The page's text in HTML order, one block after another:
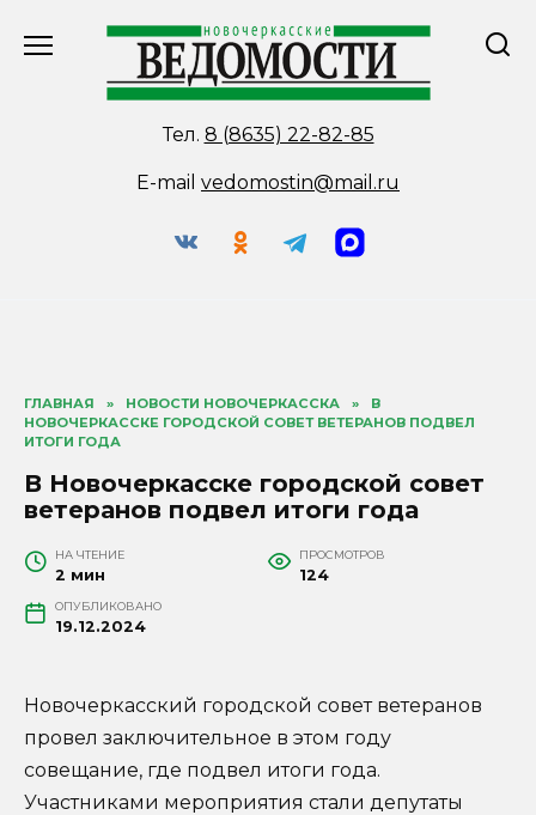
Тел. 8 (8635) 22-82-85
E-mail vedomostin@mail.ru
ГЛАВНАЯ » НОВОСТИ НОВОЧЕРКАССКА »
В
НОВОЧЕРКАССКЕ ГОРОДСКОЙ СОВЕТ ВЕТЕРАНОВ ПОДВЕЛ
ИТОГИ ГОДА
В Новочеркасске городской совет
ветеранов подвел итоги года
НА ЧТЕНИЕ
2 мин
ПРОСМОТРОВ
124
ОПУБЛИКОВАНО
19.12.2024
Новочеркасский городской совет ветеранов
провел заключительное в этом году
совещание, где подвел итоги года.
Участниками мероприятия стали депутаты